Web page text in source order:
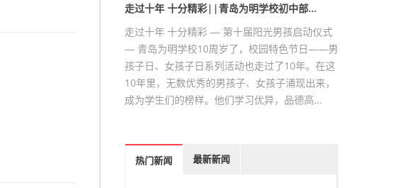
走过十年 十分精彩||青岛为明学校初中部…
走过十年 十分精彩 — 第十届阳光男孩启动仪式
— 青岛为明学校10周岁了，校园特色节日——男
孩子日、女孩子日系列活动也走过了10年。在这
10年里，无数优秀的男孩子、女孩子涌现出来，
成为学生们的榜样。他们学习优异，品德高…
热门新闻 最新新闻